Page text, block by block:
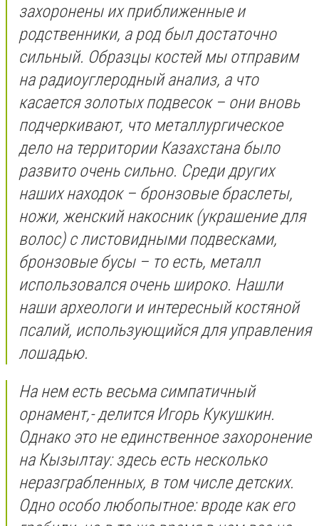
захоронены их приближенные и
родственники, а род был достаточно
сильный. Образцы костей мы отправим
на радиоуглеродный анализ, а что
касается золотых подвесок – они вновь
подчеркивают, что металлургическое
дело на территории Казахстана было
развито очень сильно. Среди других
наших находок – бронзовые браслеты,
ножи, женский накосник (украшение для
волос) с листовидными подвесками,
бронзовые бусы – то есть, металл
использовался очень широко. Нашли
наши археологи и интересный костяной
псалий, использующийся для управления
лошадью.
На нем есть весьма симпатичный
орнамент,- делится Игорь Кукушкин.
Однако это не единственное захоронение
на Кызылтау: здесь есть несколько
неразграбленных, в том числе детских.
Одно особо любопытное: вроде как его